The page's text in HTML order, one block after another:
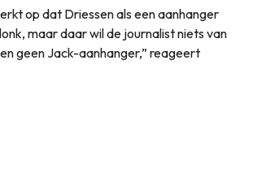
op dat Driessen als een aanhanger
maar daar wil de journalist niets van
geen Jack-aanhanger,” reageert